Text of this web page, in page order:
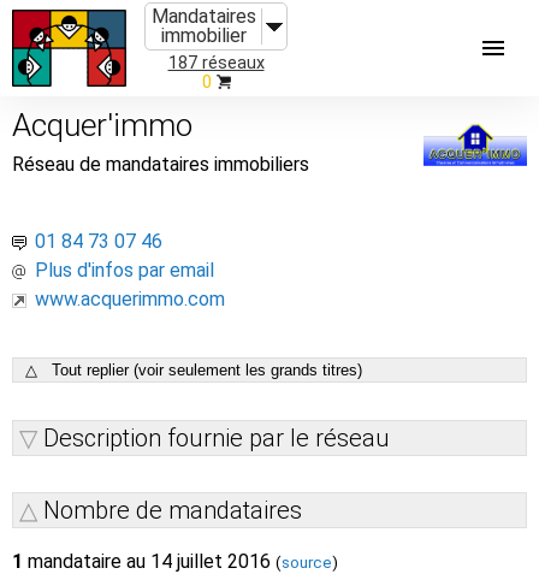
Mandataires
immobilier
187 réseaux
0
Acquer'immo
Réseau de mandataires immobiliers
01 84 73 07 46
Plus d'infos par email
www.acquerimmo.com
△ Tout replier (voir seulement les grands titres)
Description fournie par le réseau
Nombre de mandataires
1 mandataire au 14 juillet 2016 (source)